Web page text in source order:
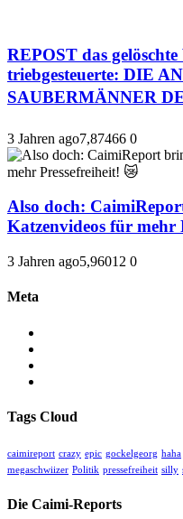
REPOST das gelöschte
triebgesteuerte: DIE
SAUBERMÄNNER
3 Jahren ago7,87466 0
Also doch:
Katzenvideos für mehr
3 Jahren ago5,96012 0
Meta
Tags Cloud
caimireport crazy epic gockelgeorg haha
megaschwiizer Politik pressefreiheit silly
Die Caimi-Reports